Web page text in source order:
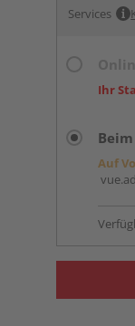
Services
Ihr
Auf